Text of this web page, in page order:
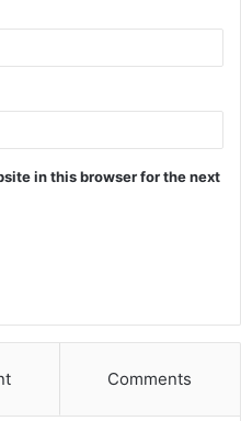
in this browser for the next
Comments